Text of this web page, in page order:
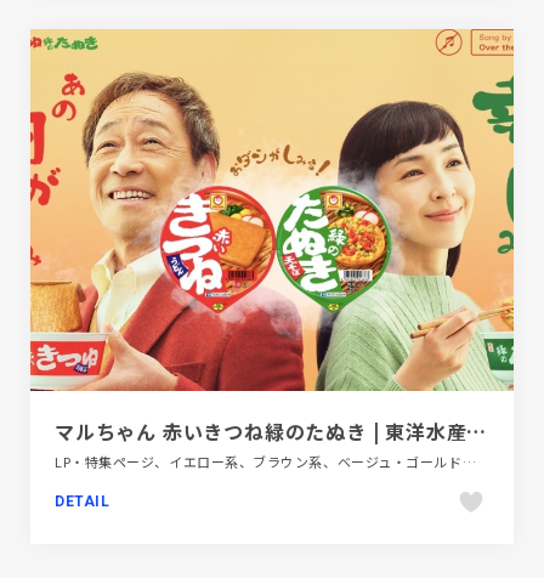
マルちゃん 赤いきつね緑のたぬき | 東洋水産株式会社
LP・特集ページ、イエロー系、ブラウン系、ベージュ・ゴールド系、ポップ、商品紹介、大きめ写真、日本テイスト、飲料・食品
DETAIL